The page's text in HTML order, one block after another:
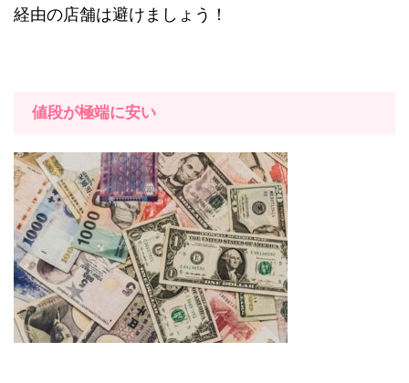
経由の店舗は避けましょう！
値段が極端に安い